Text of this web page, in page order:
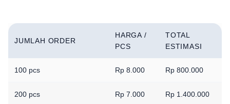
JUMLAH ORDER
HARGA /
PCS
TOTAL
ESTIMASI
100 pcs Rp 8.000 Rp 800.000
200 pcs Rp 7.000 Rp 1.400.000